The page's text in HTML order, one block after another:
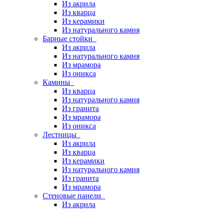
Из акрила
Из кварца
Из керамики
Из натурального камня
Барные стойки
Из акрила
Из натурального камня
Из мрамора
Из оникса
Камины
Из кварца
Из натурального камня
Из гранита
Из мрамора
Из оникса
Лестницы
Из акрила
Из кварца
Из керамики
Из натурального камня
Из гранита
Из мрамора
Стеновые панели
Из акрила